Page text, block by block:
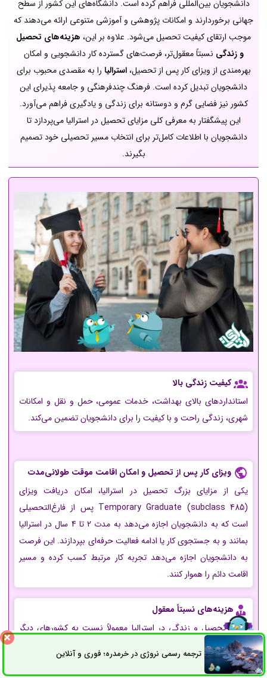
دانشجویان بین‌المللی فراهم کرده است. دانشگاه‌های این کشور از سطح
جهانی برخوردارند و امکانات پژوهشی و آموزشی متنوعی ارائه می‌دهند که
موجب ارتقای کیفیت تحصیل می‌شود. علاوه بر این، هزینه‌های تحصیل
و زندگی نسبتاً معقول‌تر، فرصت‌های گسترده کار دانشجویی و امکان
بهره‌مندی از ویزای کار پس از تحصیل،استرالیا را به مقصدی محبوب برای
دانشجویان تبدیل کرده است. فرهنگ چندفرهنگی و جامعه پذیرای این
کشور نیز فضایی گرم و دوستانه برای زندگی و یادگیری فراهم می‌آورد.
این پیشگفتار به معرفی کلی مزایای تحصیل در استرالیا می‌پردازد تا
دانشجویان با اطلاعات کامل‌تر برای انتخاب مسیر تحصیلی خود تصمیم
بگیرند.
کیفیت زندگی بالا
استانداردهای بالای بهداشت، خدمات عمومی، حمل و نقل و امکانات
شهری، زندگی راحت و با کیفیت را برای دانشجویان تضمین می‌کند.
ویزای کار پس از تحصیل و امکان اقامت موقت طولانی‌مدت
یکی از مزایای بزرگ تحصیل در استرالیا، امکان دریافت ویزای
Temporary Graduate (subclass 485) پس از فارغ‌التحصیلی
است که به دانشجویان اجازه می‌دهد به مدت 2 تا 4 سال در استرالیا
بمانند و به جستجوی کار یا ادامه فعالیت حرفه‌ای بپردازند. این فرصت
به دانشجویان اجازه می‌دهد تجربه کار مرتبط کسب کرده و مسیر
اقامت دائم را هموار کنند.
هزینه‌های نسبتاً معقول
هزینه تحصیل و زندگی در استرالیا معمولاً نسبت به کشورهای دیگر
مانند آمریکا و بریتانیا کمتر است که آن را برای دانشجویان بین‌المللی
مقرون به صرفه‌تر می‌کند.
ترجمه رسمی نروژی در خرمدره؛ فوری و آنلاینثبت سفارش راه های ارتباطی